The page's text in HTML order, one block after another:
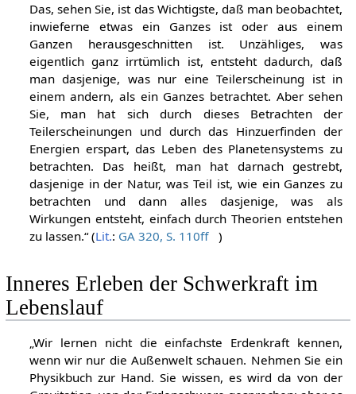
Das, sehen Sie, ist das Wichtigste, daß man beobachtet,
inwieferne etwas ein Ganzes ist oder aus einem
Ganzen herausgeschnitten ist. Unzähliges, was
eigentlich ganz irrtümlich ist, entsteht dadurch, daß
man dasjenige, was nur eine Teilerscheinung ist in
einem andern, als ein Ganzes betrachtet. Aber sehen
Sie, man hat sich durch dieses Betrachten der
Teilerscheinungen und durch das Hinzuerfinden der
Energien erspart, das Leben des Planetensystems zu
betrachten. Das heißt, man hat darnach gestrebt,
dasjenige in der Natur, was Teil ist, wie ein Ganzes zu
betrachten und dann alles dasjenige, was als
Wirkungen entsteht, einfach durch Theorien entstehen
zu lassen.“ (Lit.: GA 320, S. 110ff )
Inneres Erleben der Schwerkraft im
Lebenslauf
„Wir lernen nicht die einfachste Erdenkraft kennen,
wenn wir nur die Außenwelt schauen. Nehmen Sie ein
Physikbuch zur Hand. Sie wissen, es wird da von der